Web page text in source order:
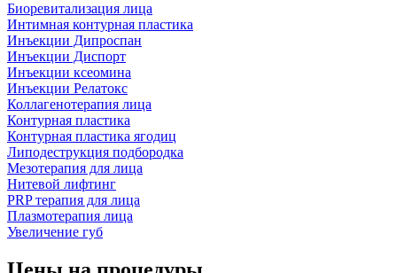
Биоревитализация лица
Интимная контурная пластика
Инъекции Дипроспан
Инъекции Диспорт
Инъекции ксеомина
Инъекции Релатокс
Коллагенотерапия лица
Контурная пластика
Контурная пластика ягодиц
Липодеструкция подбородка
Мезотерапия для лица
Нитевой лифтинг
PRP терапия для лица
Плазмотерапия лица
Увеличение губ